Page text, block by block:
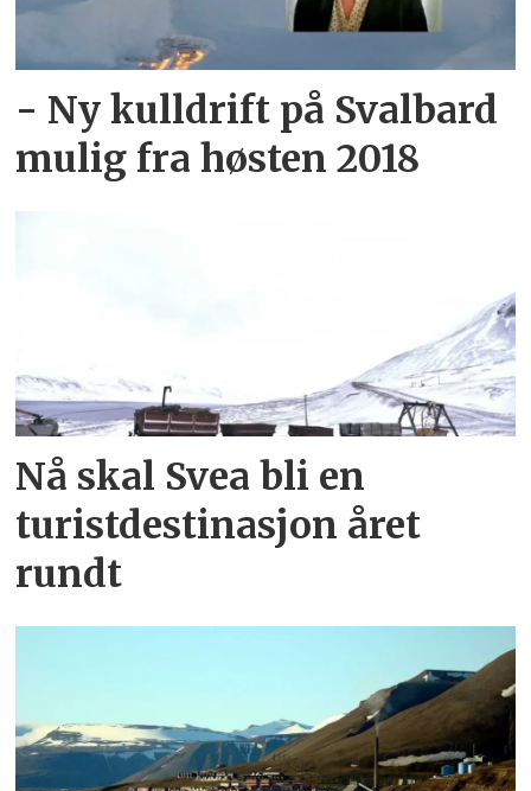
- Ny kulldrift på Svalbard
mulig fra høsten 2018
Nå skal Svea bli en
turistdestinasjon året
rundt